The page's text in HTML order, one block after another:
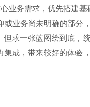
业务需求，优先搭建基
业务尚未明确的部分
求一张蓝图绘到底，
成，带来较好的体验